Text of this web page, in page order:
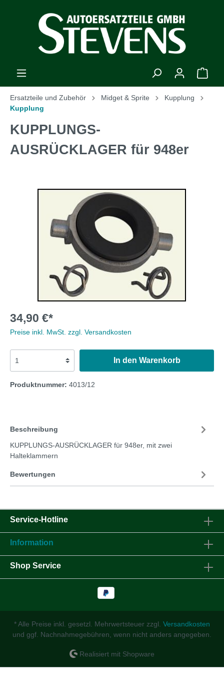
Ersatzteile und Zubehör Midget & Sprite
Kupplung
Kupplung
KUPPLUNGS-
AUSRÜCKLAGER für 948er
34,90 €*
Preise inkl. MwSt. zzgl. Versandkosten
In den Warenkorb
Produktnummer: 4013/12
Beschreibung
KUPPLUNGS-AUSRÜCKLAGER für 948er, mit zwei
Halteklammern
Bewertungen
Service-Hotline
Information
Shop Service
* Alle Preise inkl. gesetzl. Mehrwertsteuer zzgl. Versandkosten
und ggf. Nachnahmegebühren, wenn nicht anders angegeben.
Realisiert mit Shopware